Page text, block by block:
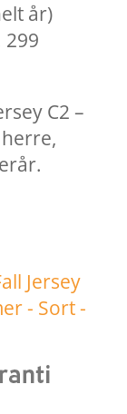
år)
299
C2 –